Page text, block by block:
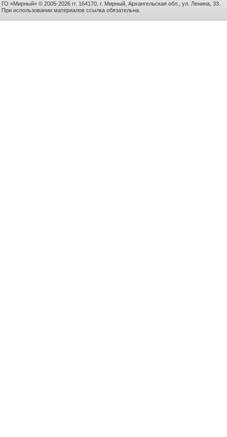
ГО «Мирный» © 2005-2026 гг. 164170, г. Мирный, Архангельская обл., ул. Ленина, 33.
При использовании материалов ссылка обязательна.